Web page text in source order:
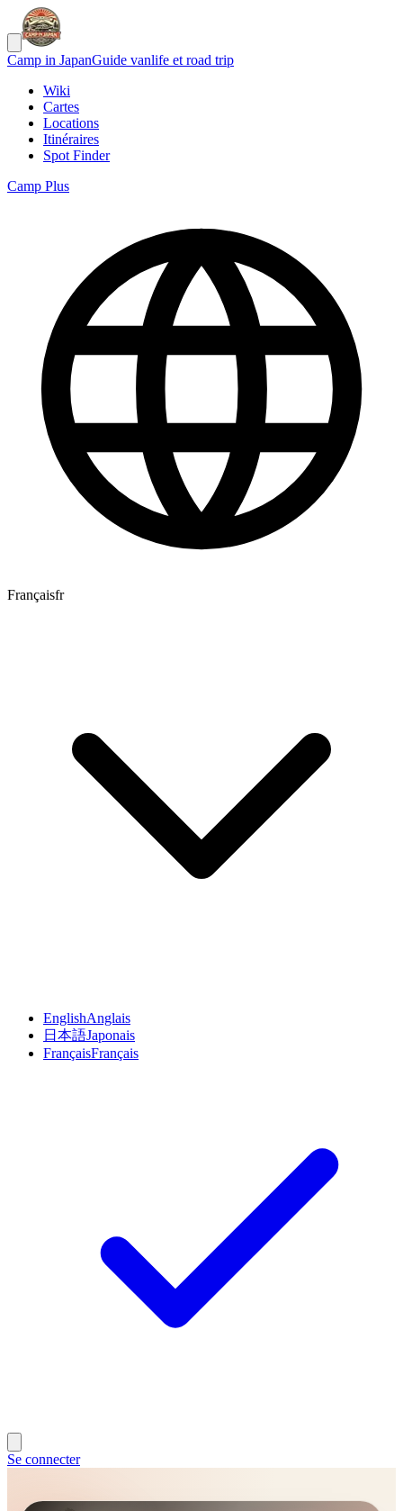
Camp in JapanGuide vanlife et road trip
Wiki
Cartes
Locations
Itinéraires
Spot Finder
Camp Plus
Françaisfr
EnglishAnglais
日本語Japonais
FrançaisFrançais
Se connecter